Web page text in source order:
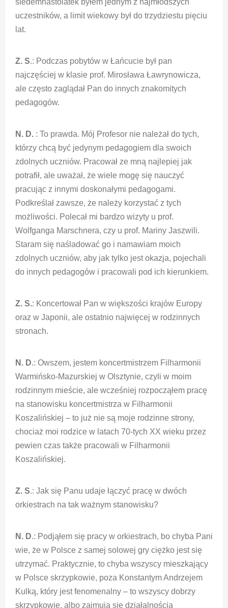
uczestników, a limit wiekowy był do trzydziestu pięciu
lat.
Z. S.: Podczas pobytów w Łańcucie był pan
najczęściej w klasie prof. Mirosława Ławrynowicza,
ale często zaglądał Pan do innych znakomitych
pedagogów.
N. D. : To prawda. Mój Profesor nie należał do tych,
którzy chcą być jedynym pedagogiem dla swoich
zdolnych uczniów. Pracował ze mną najlepiej jak
potrafił, ale uważał, że wiele mogę się nauczyć
pracując z innymi doskonałymi pedagogami.
Podkreślał zawsze, że należy korzystać z tych
możliwości. Polecał mi bardzo wizyty u prof.
Wolfganga Marschnera, czy u prof. Mariny Jaszwili.
Staram się naśladować go i namawiam moich
zdolnych uczniów, aby jak tylko jest okazja, pojechali
do innych pedagogów i pracowali pod ich kierunkiem.
Z. S.: Koncertował Pan w większości krajów Europy
oraz w Japonii, ale ostatnio najwięcej w rodzinnych
stronach.
N. D.: Owszem, jestem koncertmistrzem Filharmonii
Warmińsko-Mazurskiej w Olsztynie, czyli w moim
rodzinnym mieście, ale wcześniej rozpocząłem pracę
na stanowisku koncertmistrza w Filharmonii
Koszalińskiej – to już nie są moje rodzinne strony,
chociaż moi rodzice w latach 70-tych XX wieku przez
pewien czas także pracowali w Filharmonii
Koszalińskiej.
Z. S.: Jak się Panu udaje łączyć pracę w dwóch
orkiestrach na tak ważnym stanowisku?
N. D.: Podjąłem się pracy w orkiestrach, bo chyba Pani
wie, że w Polsce z samej solowej gry ciężko jest się
utrzymać. Praktycznie, to chyba wszyscy mieszkający
w Polsce skrzypkowie, poza Konstantym Andrzejem
Kulką, który jest fenomenalny – to wszyscy dobrzy
skrzypkowie, albo zajmują się działalnością